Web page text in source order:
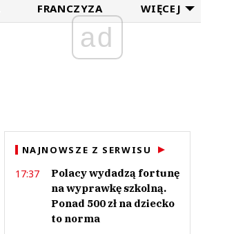
FRANCZYZA WIĘCEJ
ad
NAJNOWSZE Z SERWISU
17:37
Polacy wydadzą fortunę
na wyprawkę szkolną.
Ponad 500 zł na dziecko
to norma